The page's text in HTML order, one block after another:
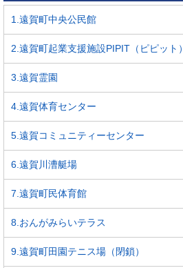
1.遠賀町中央公民館
2.遠賀町起業支援施設PIPIT（ピピット）
3.遠賀霊園
4.遠賀体育センター
5.遠賀コミュニティーセンター
6.遠賀川漕艇場
7.遠賀町民体育館
8.おんがみらいテラス
9.遠賀町田園テニス場（閉鎖）